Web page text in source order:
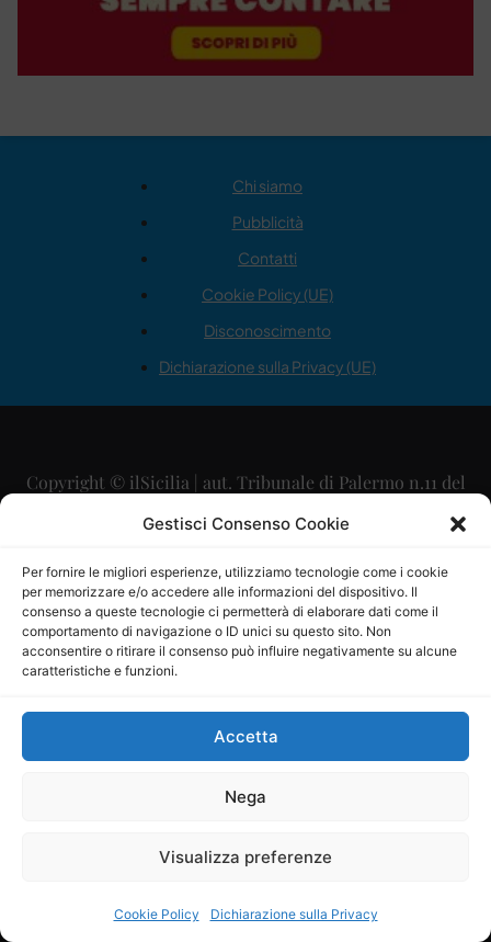
Gestisci Consenso Cookie
Per fornire le migliori esperienze, utilizziamo tecnologie come i cookie
per memorizzare e/o accedere alle informazioni del dispositivo. Il
consenso a queste tecnologie ci permetterà di elaborare dati come il
comportamento di navigazione o ID unici su questo sito. Non
acconsentire o ritirare il consenso può influire negativamente su alcune
caratteristiche e funzioni.
Accetta
Nega
Visualizza preferenze
Cookie Policy Dichiarazione sulla Privacy
Chi siamo
Pubblicità
Contatti
Cookie Policy (UE)
Disconoscimento
Dichiarazione sulla Privacy (UE)
Copyright © ilSicilia | aut. Tribunale di Palermo n.11 del
29/09/2015
Direttore Editoriale: Maurizio Scaglione
Direttore Responsabile: Maria Calabrese
P.IVA: 06334930820
Mercurio Comunicazione Società Cooperativa a r.l. è
iscritta al Registro degli Operatori di Comunicazione al
Sito gestito daLa Digitale srl–info@ladigitale.it